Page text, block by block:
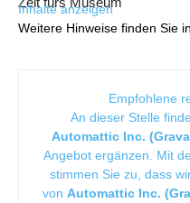
Inhalte anzeigen
Weitere Hinweise finden Sie
Empfohlene
An dieser Stelle
Automattic Inc.
Angebot ergänzen. Mit
stimmen Sie zu, dass
von Automattic Inc.